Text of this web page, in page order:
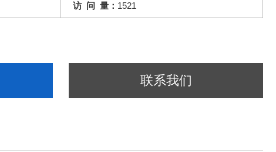
访 问 量： 1521
联系我们